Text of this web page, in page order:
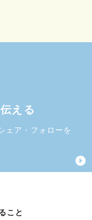
える
ェア・フォローを
こと